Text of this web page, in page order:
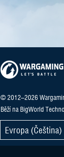
© 2012–2026
Běží na BigWorld
Evropa (Čeština)